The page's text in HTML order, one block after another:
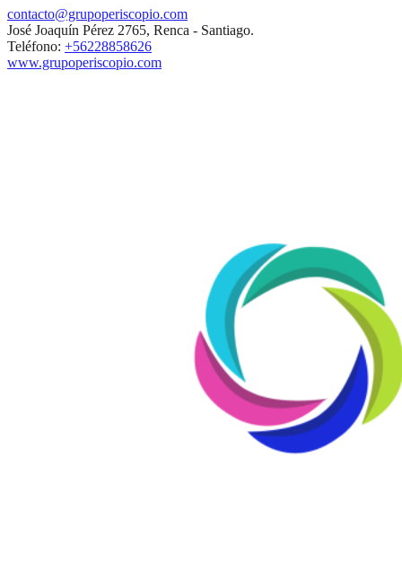
contacto@grupoperiscopio.com
José Joaquín Pérez 2765, Renca - Santiago.
Teléfono: +56228858626
www.grupoperiscopio.com